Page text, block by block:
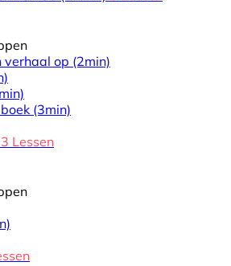
verhaal op (2min)
(3min)
3 Lessen